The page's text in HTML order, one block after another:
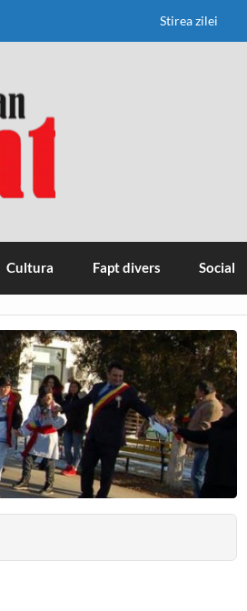
Stirea zilei
Cultura Fapt divers Social